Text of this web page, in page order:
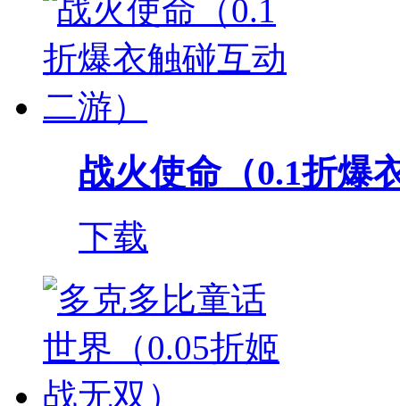
战火使命（0.1折爆
下载